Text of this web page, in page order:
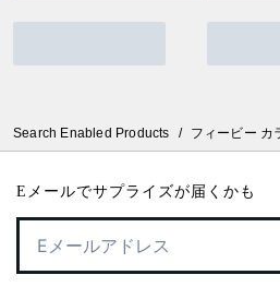
Search Enabled Products / フィービー カ
Eメールでサプライズが届くかも